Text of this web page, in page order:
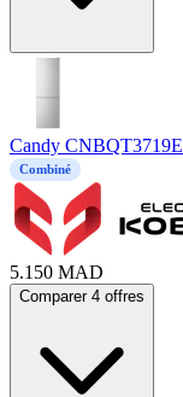
Candy
Combiné
5.150 MAD
Comparer 4 offres